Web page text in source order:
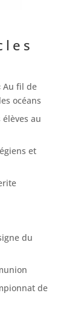
Au fil de
océans
au
et
du
de